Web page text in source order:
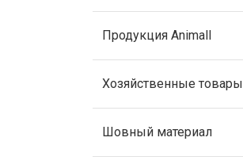
Продукция Animall
Хозяйственные товары
Шовный материал